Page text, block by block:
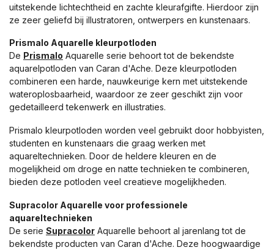
uitstekende lichtechtheid en zachte kleurafgifte. Hierdoor zijn
ze zeer geliefd bij illustratoren, ontwerpers en kunstenaars.
Prismalo Aquarelle kleurpotloden
De Prismalo Aquarelle serie behoort tot de bekendste
aquarelpotloden van Caran d'Ache. Deze kleurpotloden
combineren een harde, nauwkeurige kern met uitstekende
wateroplosbaarheid, waardoor ze zeer geschikt zijn voor
gedetailleerd tekenwerk en illustraties.
Prismalo kleurpotloden worden veel gebruikt door hobbyisten,
studenten en kunstenaars die graag werken met
aquareltechnieken. Door de heldere kleuren en de
mogelijkheid om droge en natte technieken te combineren,
bieden deze potloden veel creatieve mogelijkheden.
Supracolor Aquarelle voor professionele
aquareltechnieken
De serie Supracolor Aquarelle behoort al jarenlang tot de
bekendste producten van Caran d'Ache. Deze hoogwaardige